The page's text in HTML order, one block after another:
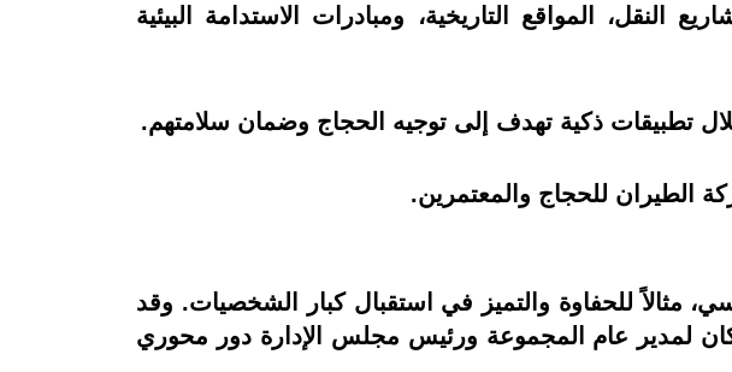
المواقع التاريخية، ومبادرات الاستدامة البيئية
تطبيقات ذكية تهدف إلى توجيه الحجاج وضمان سلامتهم.
الطيران للحجاج والمعتمرين.
مثالاً للحفاوة والتميز في استقبال كبار الشخصيات. وقد
كان لمدير عام المجموعة ورئيس مجلس الإدارة دور محوري